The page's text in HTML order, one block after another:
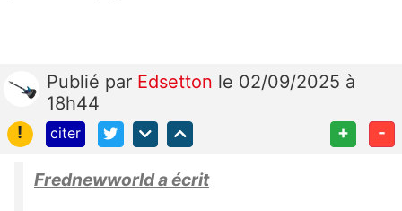
Publié par Edsetton le 02/09/2025 à
18h44
!
citer + -
Frednewworld a écrit